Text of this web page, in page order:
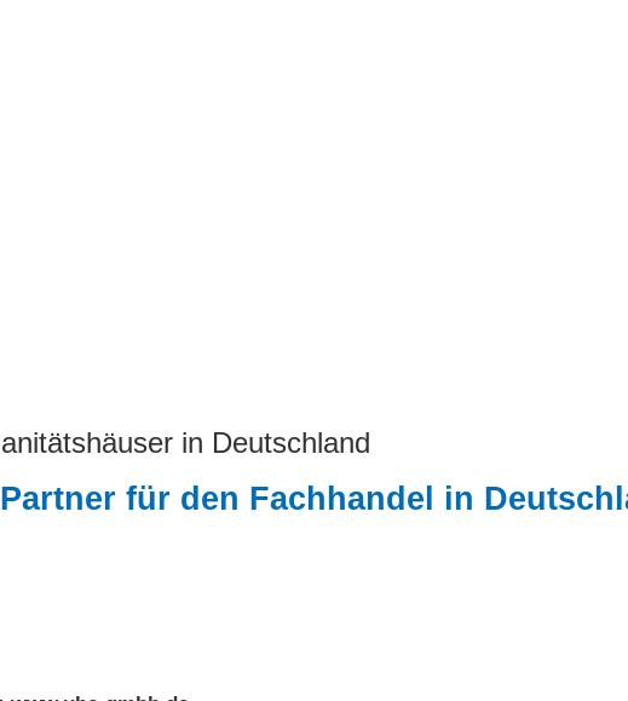
in Deutschland
Partner für den Fachhandel in